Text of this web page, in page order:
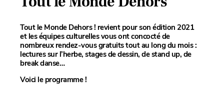
Tout le Monde Dehors ! revient pour son édition 2021
et les équipes culturelles vous ont concocté de
nombreux rendez-vous gratuits tout au long du mois :
lectures sur l’herbe, stages de dessin, de stand up, de
break danse…
Voici le programme !